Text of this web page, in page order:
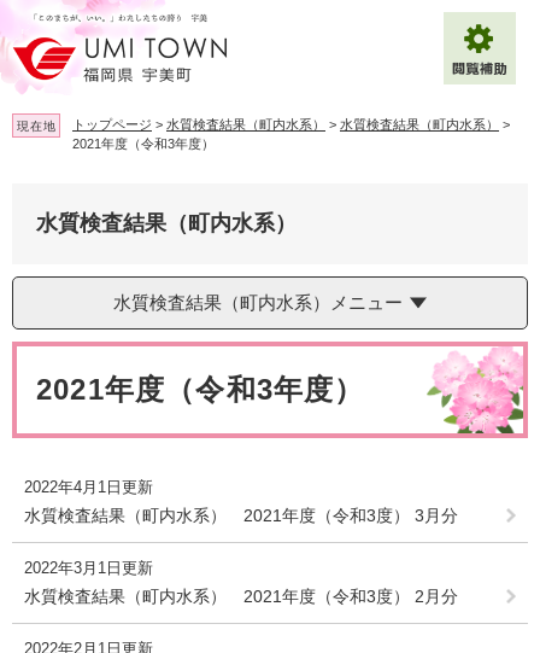
ー
ジ
の
先
頭
ニ
ュ
ー
を
飛
背景色変更 白 黒
Multilingual（English・中文・한글）
現在地 トップページ > 水質検査結果（町内水系） > 水質検査結果（町内水系）
>
2021年度（令和3年度）
水質検査結果（町内水系）
水質検査結果（町内水系）メニュー
2021年度（令和3年度）
2022年4月1日更新
水質検査結果（町内水系） 2021年度（令和3度） 3月分
2022年3月1日更新
水質検査結果（町内水系） 2021年度（令和3度） 2月分
2022年2月1日更新